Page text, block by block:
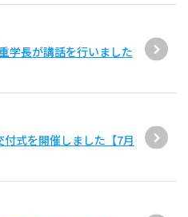
学長が講話を行いました
式を開催しました【7月